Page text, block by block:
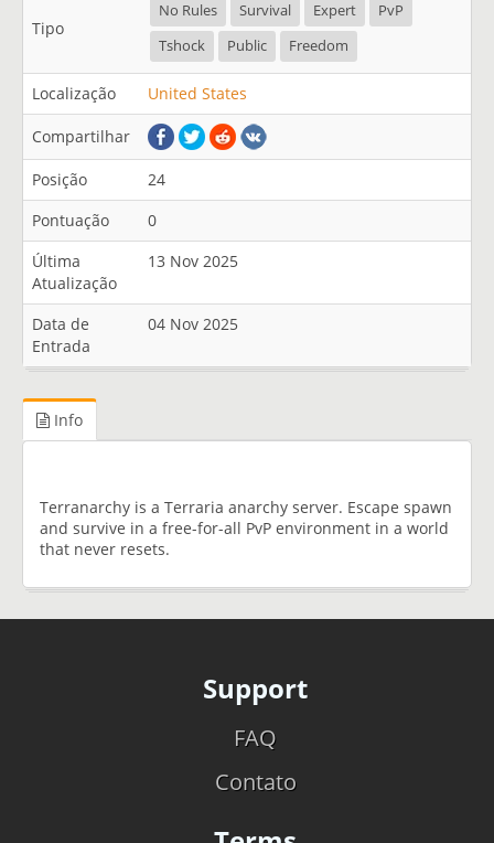
Tipo
No Rules Survival Expert
PvP
Tshock
Public Freedom
Localização United States
Compartilhar
Posição
24
Pontuação
0
Última
Atualização
13 Nov 2025
Data de
Entrada
04 Nov 2025
Info
Terranarchy is a Terraria anarchy server. Escape spawn
and survive in a free-for-all PvP environment in a world
that never resets.
Support
FAQ
Contato